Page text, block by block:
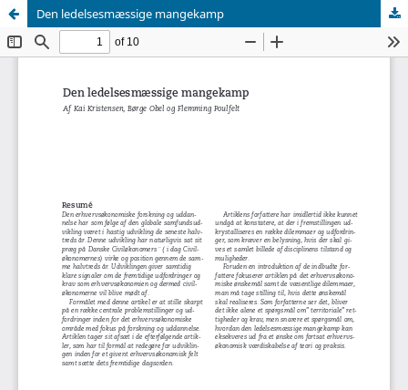
Den ledelsesmæssige mangekamp